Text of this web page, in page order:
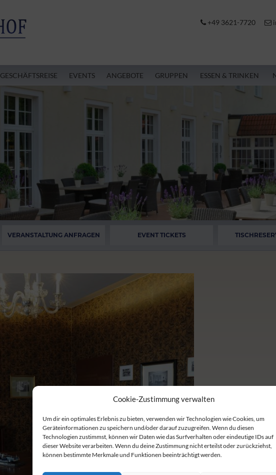
Cookie-Zustimmung verwalten
Um dir ein optimales Erlebnis zu bieten, verwenden wir Technologien wie Cookies, um
Geräteinformationen zu speichern und/oder darauf zuzugreifen. Wenn du diesen
Technologien zustimmst, können wir Daten wie das Surfverhalten oder eindeutige IDs auf
dieser Website verarbeiten. Wenn du deine Zustimmung nicht erteilst oder zurückziehst,
können bestimmte Merkmale und Funktionen beeinträchtigt werden.
+49 3621-7720
GESCHÄFTSREISE EVENTS ANGEBOTE GRUPPEN ESSEN & TRINKEN
VERANSTALTUNG ANFRAGEN EVENT TICKETS